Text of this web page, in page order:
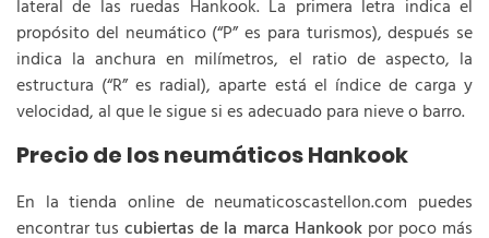
lateral de las ruedas Hankook. La primera letra indica el
propósito del neumático (“P” es para turismos), después se
indica la anchura en milímetros, el ratio de aspecto, la
estructura (“R” es radial), aparte está el índice de carga y
velocidad, al que le sigue si es adecuado para nieve o barro.
Precio de los neumáticos Hankook
En la tienda online de neumaticoscastellon.com puedes
encontrar tuscubiertas de la marca Hankookpor poco más